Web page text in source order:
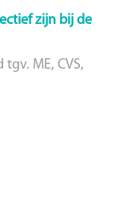
zijn bij de
ME, CVS,